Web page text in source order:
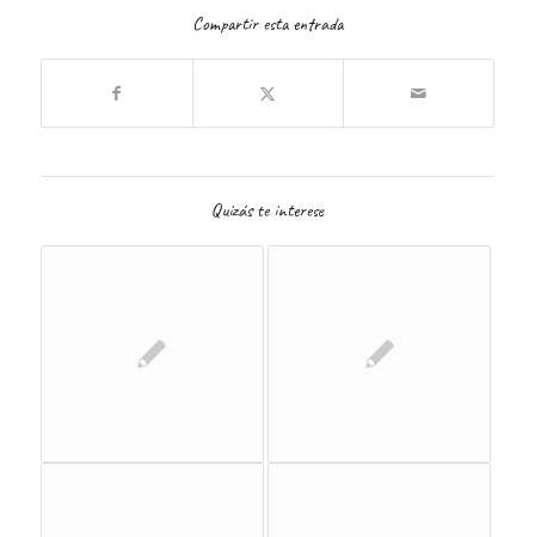
Compartir esta entrada
Quizás te interese